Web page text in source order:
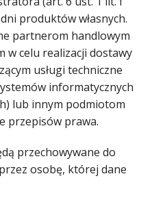
produktów własnych.
partnerom handlowym
celu realizacji dostawy
usługi techniczne
informatycznych
lub innym podmiotom
przepisów prawa.
przechowywane do
osobę, której dane